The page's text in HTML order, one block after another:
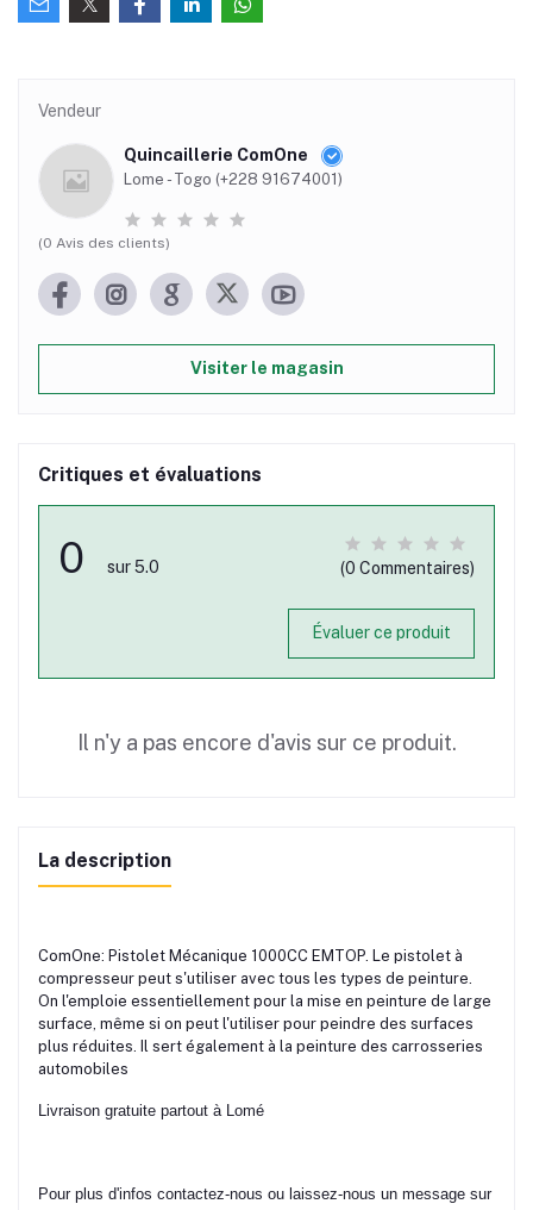
Vendeur
Quincaillerie ComOne
Lome - Togo (+228 91674001)
(0 Avis des clients)
Visiter le magasin
Critiques et évaluations
0 sur 5.0 (0 Commentaires)
Évaluer ce produit
Il n'y a pas encore d'avis sur ce produit.
La description
ComOne: Pistolet Mécanique 1000CC EMTOP. Le pistolet à
compresseur peut s'utiliser avec tous les types de peinture.
On l'emploie essentiellement pour la mise en peinture de large
surface, même si on peut l'utiliser pour peindre des surfaces
plus réduites. Il sert également à la peinture des carrosseries
automobiles
Livraison gratuite partout à Lomé
Pour plus d'infos contactez-nous ou laissez-nous un message sur